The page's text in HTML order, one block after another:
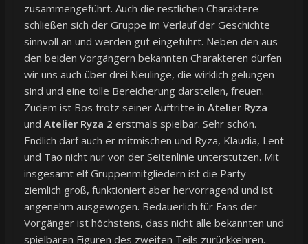
zusammengeführt. Auch die restlichen Charaktere
schließen sich der Gruppe im Verlauf der Geschichte
sinnvoll an und werden gut eingeführt. Neben den aus
den beiden Vorgängern bekannten Charakteren dürfen
wir uns auch über drei Neulinge, die wirklich gelungen
sind und eine tolle Bereicherung darstellen, freuen.
Zudem ist Bos trotz seiner Auftritte in Atelier Ryza
und Atelier Ryza 2 erstmals spielbar. Sehr schön.
Endlich darf auch er mitmischen und Ryza, Klaudia, Lent
und Tao nicht nur von der Seitenlinie unterstützen. Mit
insgesamt elf Gruppenmitgliedern ist die Party
ziemlich groß, funktioniert aber hervorragend und ist
angenehm ausgewogen. Bedauerlich für Fans der
Vorgänger ist höchstens, dass nicht alle bekannten und
spielbaren Figuren des zweiten Teils zurückkehren.